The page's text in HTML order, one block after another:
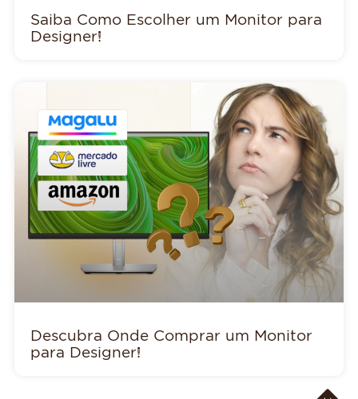
Saiba Como Escolher um Monitor para
Designer!
Descubra Onde Comprar um Monitor
para Designer!